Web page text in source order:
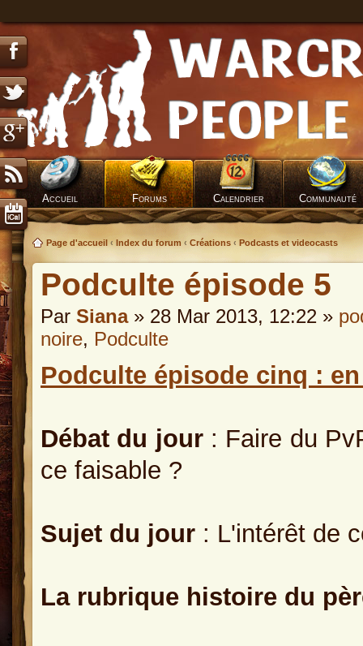
Accueil Forums Calendrier Communauté
Page d'accueil ‹ Index du forum ‹ Créations ‹ Podcasts et videocasts
Podculte épisode 5
Par Siana» 28 Mar 2013, 12:22 »
noire, Podculte
Podculte épisode cinq :
Débat du jour : Faire du
ce faisable ?
Sujet du jour : L'intérêt de
La rubrique histoire du